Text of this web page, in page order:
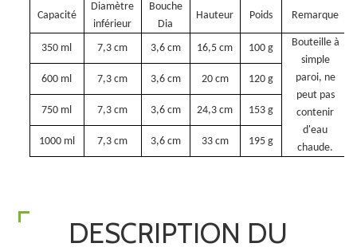
Capacité
Diamètre
inférieur
Bouche
Dia
Hauteur Poids Remarque
350 ml 7,3 cm 3,6 cm 16,5 cm 100 g
Bouteille à
simple
paroi, ne
peut pas
contenir
d'eau
chaude.
600 ml 7,3 cm 3,6 cm 20 cm 120 g
750 ml 7,3 cm 3,6 cm 24,3 cm 153 g
1000 ml 7,3 cm 3,6 cm 33 cm 195 g
DESCRIPTION DU